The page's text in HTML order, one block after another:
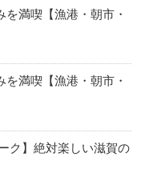
を満喫【漁港・朝市・
を満喫【漁港・朝市・
ク】絶対楽しい滋賀の